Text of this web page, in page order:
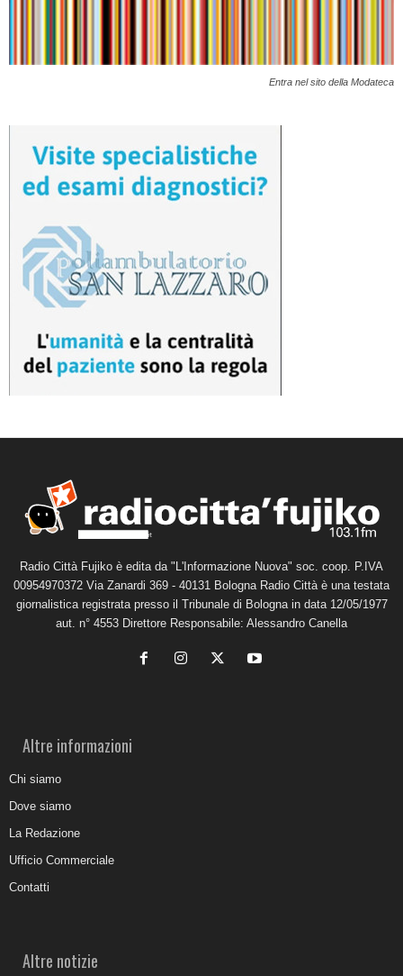
Entra nel sito della Modateca
Radio Città Fujiko è edita da "L'Informazione Nuova" soc. coop. P.IVA
00954970372 Via Zanardi 369 - 40131 Bologna Radio Città è una testata
giornalistica registrata presso il Tribunale di Bologna in data 12/05/1977
aut. n° 4553 Direttore Responsabile: Alessandro Canella
Altre informazioni
Chi siamo
Dove siamo
La Redazione
Ufficio Commerciale
Contatti
Altre notizie